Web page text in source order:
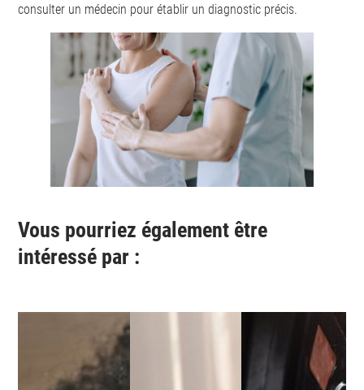
consulter un médecin pour établir un diagnostic précis.
Vous pourriez également être
intéressé par :